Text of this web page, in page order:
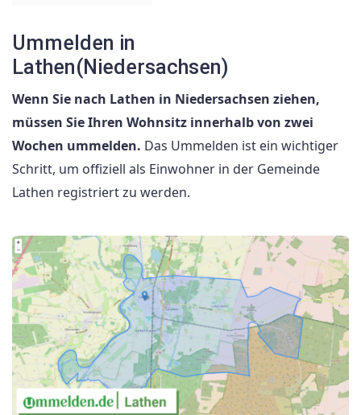
Ummelden in
Lathen(Niedersachsen)
Wenn Sie nach Lathen in Niedersachsen ziehen,
müssen Sie Ihren Wohnsitz innerhalb von zwei
Wochen ummelden. Das Ummelden ist ein wichtiger
Schritt, um offiziell als Einwohner in der Gemeinde
Lathen registriert zu werden.